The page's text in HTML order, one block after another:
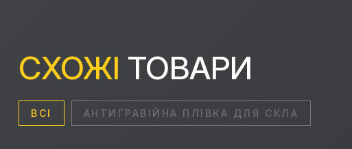
СХОЖІ ТОВАРИ
ВСІ АНТИГРАВІЙНА ПЛІВКА ДЛЯ СКЛА